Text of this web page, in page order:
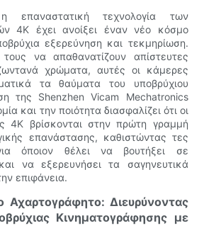
επαναστατική τεχνολογία των
4K έχει ανοίξει έναν νέο κόσμο
εξερεύνηση και τεκμηρίωση.
να απαθανατίζουν απίστευτες
χρώματα, αυτές οι κάμερες
τα θαύματα του υποβρύχιου
της Shenzhen Vicam Mechatronics
και την ποιότητα διασφαλίζει ότι οι
4K βρίσκονται στην πρώτη γραμμή
επανάστασης, καθιστώντας τες
όποιον θέλει να βουτήξει σε
να εξερευνήσει τα σαγηνευτικά
επιφάνεια.
Αχαρτογράφητο: Διευρύνοντας
Κινηματογράφησης με